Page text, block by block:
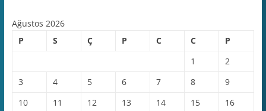
Ağustos 2026
P
S Ç P C C
P
1
2
3
4 5 6 7 8
9
10
11 12 13 14 15 16